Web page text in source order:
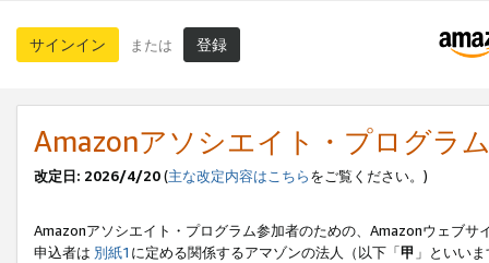
サインイン または 登録
Amazonアソシエイト・プログラ
改定日: 2026/4/20(主な改定内容はこちらをご覧ください。)
Amazonアソシエイト・プログラム参加者のための、Amazonウェブサ
申込者は 別紙1 に定める関係するアマゾンの法人（以下「甲 」といい